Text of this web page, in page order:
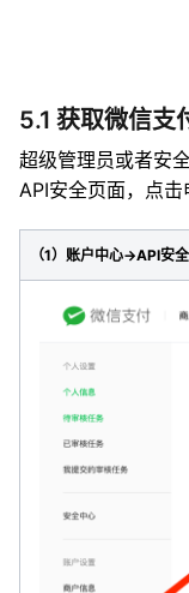
5.1 获取微信支
超级管理员或者安
API安全页面，点
（1）账户中心->API安全